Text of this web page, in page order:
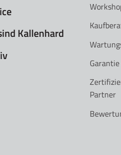
Kallenhard
Garantie
Partner